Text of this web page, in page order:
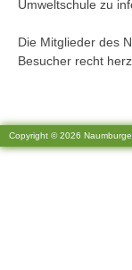
Umweltschule zu
Die Mitglieder des
Besucher recht
Copyright © 2026